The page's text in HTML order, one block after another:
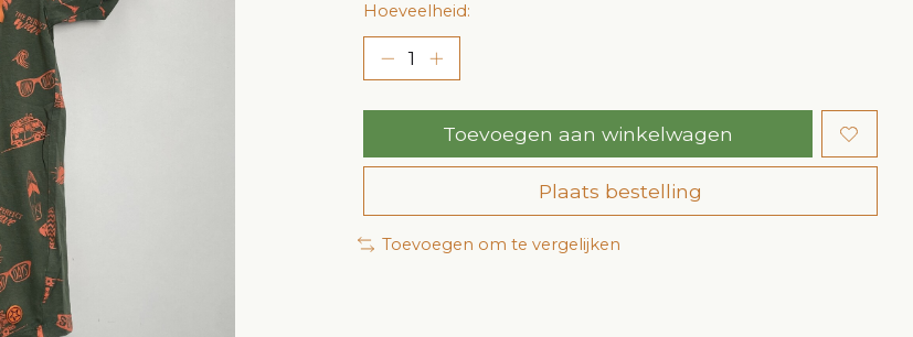
Hoeveelheid:
Toevoegen aan winkelwagen
Plaats bestelling
Toevoegen om te vergelijken